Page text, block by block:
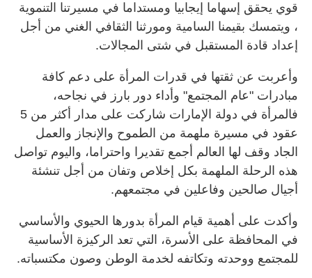
قوي يحقق إسهاما إيجابيا ومستداما في مسيرتنا التنموية
، ويتمسك بقيمنا السامية ومورثنا الثقافي الغني من أجل
إعداد قادة المستقبل في شتى المجالات.
وأعربت عن ثقتها في قدرات المرأة على دعم كافة
مبادرات "عام المجتمع" وأداء دور بارز في نجاحه،
فالمرأة في دولة الإمارات شاركت على مدار أكثر من 5
عقود في مسيرة ملهمة من الطموح والإنجاز والعمل
الجاد وقف لها العالم أجمع تقديرا واحتراما، واليوم تواصل
هذه الرحلة الملهمة بكل إخلاص وتفان من أجل تنشئة
أجيال صالحين وفاعلين في مجتمعهم.
وأكدت على أهمية قيام المرأة بدورها الحيوي والأساسي
في المحافظة على الأسرة، التي تعد الركيزة الأساسية
للمجتمع ووحدته وتكاتفه لخدمة الوطن وصون مكتسباته.